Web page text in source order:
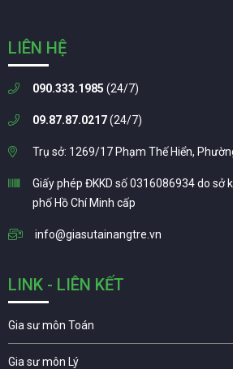
LIÊN HỆ
090.333.1985 (24/7)
09.87.87.0217(24/7)
Trụ sở: 1269/17 Phạm Thế Hiển,
Giấy phép ĐKKD số 0316086934 do sở
phố Hồ Chí Minh cấp
info@giasutainangtre.vn
LINK - LIÊN KẾT
Gia sư môn Toán
Gia sư môn Lý